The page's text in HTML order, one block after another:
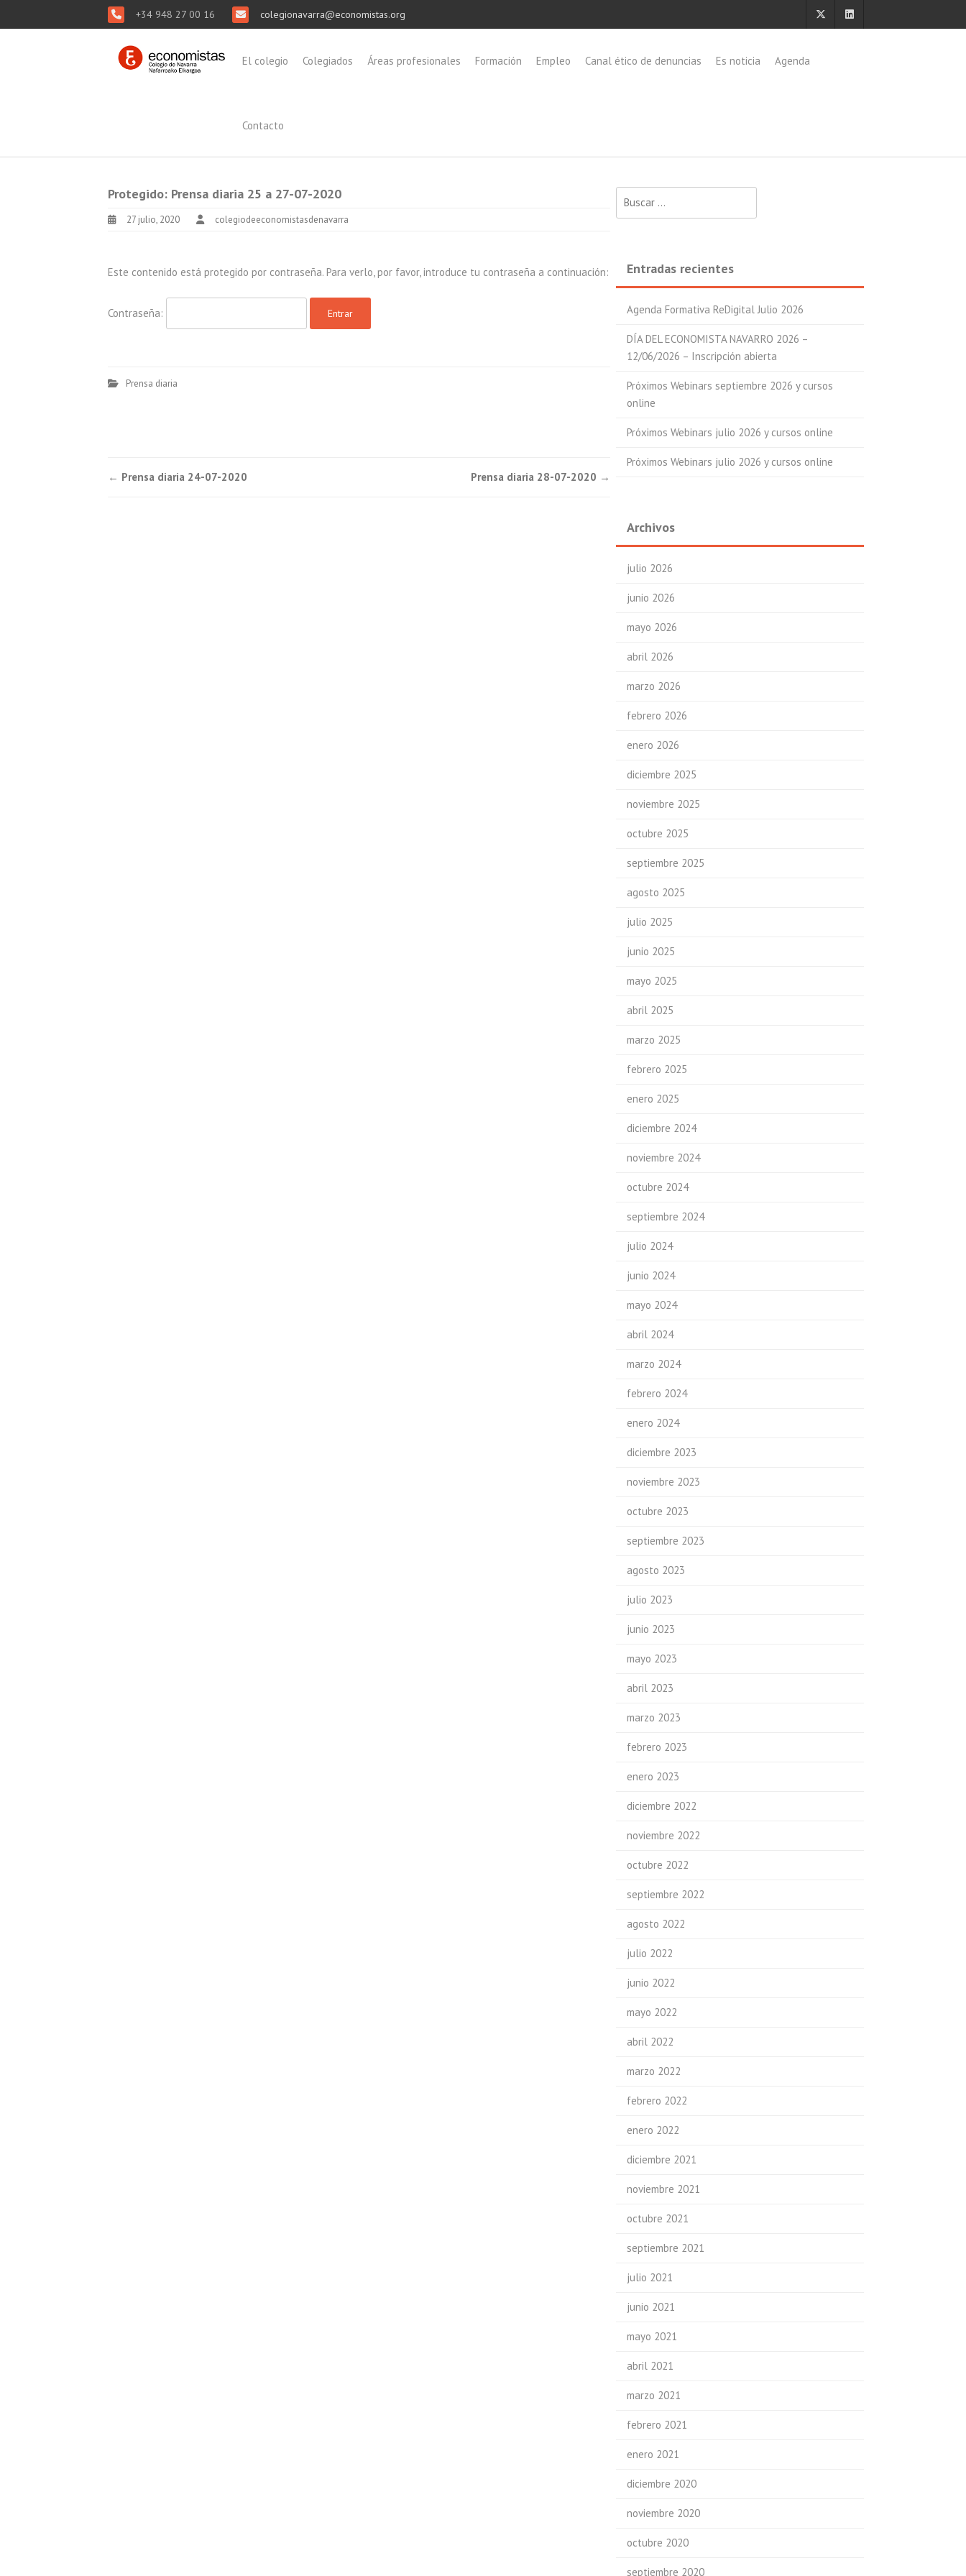
+34 948 27 00 16 colegionavarra@economistas.org
El colegio Colegiados Áreas profesionales Formación Empleo Canal ético de denuncias Es noticia Agenda
Contacto
Protegido: Prensa diaria 25 a 27-07-2020
27 julio, 2020 colegiodeeconomistasdenavarra
Este contenido está protegido por contraseña. Para verlo, por favor, introduce tu contraseña a continuación:
Contraseña:
Prensa diaria
Post
← Prensa diaria 24-07-2020 Prensa diaria 28-07-2020 →
Entradas recientes
Agenda Formativa ReDigital Julio 2026
DÍA DEL ECONOMISTA NAVARRO 2026 –
12/06/2026 – Inscripción abierta
Próximos Webinars septiembre 2026 y cursos
online
Próximos Webinars julio 2026 y cursos online
Próximos Webinars julio 2026 y cursos online
Archivos
julio 2026
junio 2026
mayo 2026
abril 2026
marzo 2026
febrero 2026
enero 2026
diciembre 2025
noviembre 2025
octubre 2025
septiembre 2025
agosto 2025
julio 2025
junio 2025
mayo 2025
abril 2025
marzo 2025
febrero 2025
enero 2025
diciembre 2024
noviembre 2024
octubre 2024
septiembre 2024
julio 2024
junio 2024
mayo 2024
abril 2024
marzo 2024
febrero 2024
enero 2024
diciembre 2023
noviembre 2023
octubre 2023
septiembre 2023
agosto 2023
julio 2023
junio 2023
mayo 2023
abril 2023
marzo 2023
febrero 2023
enero 2023
diciembre 2022
noviembre 2022
octubre 2022
septiembre 2022
agosto 2022
julio 2022
junio 2022
mayo 2022
abril 2022
marzo 2022
febrero 2022
enero 2022
diciembre 2021
noviembre 2021
octubre 2021
septiembre 2021
julio 2021
junio 2021
mayo 2021
abril 2021
marzo 2021
febrero 2021
enero 2021
diciembre 2020
noviembre 2020
octubre 2020
septiembre 2020